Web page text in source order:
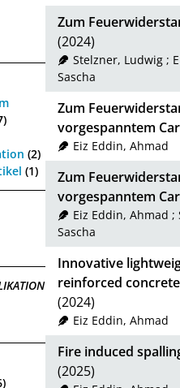
(2)
(1)
Zum
(2024)
Stelzner, Ludwig;
Sascha
Zum
vorgespanntem
Eiz Eddin, Ahmad
Zum
vorgespanntem
Eiz Eddin, Ahmad ;
Sascha
Innovative
reinforced
(2024)
Eiz Eddin, Ahmad
Fire induced
(2025)